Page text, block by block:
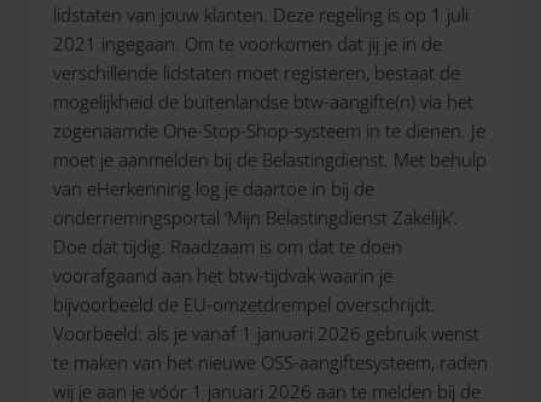
lidstaten van jouw klanten. Deze regeling is op 1 juli
2021 ingegaan. Om te voorkomen dat jij je in de
verschillende lidstaten moet registeren, bestaat de
mogelijkheid de buitenlandse btw-aangifte(n) via het
zogenaamde One-Stop-Shop-systeem in te dienen. Je
moet je aanmelden bij de Belastingdienst. Met behulp
van eHerkenning log je daartoe in bij de
ondernemingsportal ‘Mijn Belastingdienst Zakelijk’.
Doe dat tijdig. Raadzaam is om dat te doen
voorafgaand aan het btw-tijdvak waarin je
bijvoorbeeld de EU-omzetdrempel overschrijdt.
Voorbeeld: als je vanaf 1 januari 2026 gebruik wenst
te maken van het nieuwe OSS-aangiftesysteem, raden
wij je aan je vóór 1 januari 2026 aan te melden bij de